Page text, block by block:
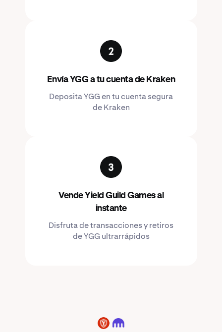
Envía YGG a tu cuenta de Kraken
Deposita YGG en tu cuenta segura
de Kraken
Vende Yield Guild Games al
instante
Disfruta de transacciones y retiros
de YGG ultrarrápidos
YGG